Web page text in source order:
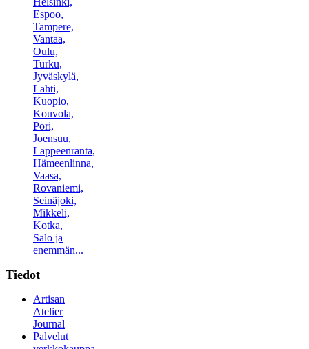
Espoo,
Tampere,
Vantaa,
Oulu,
Turku,
Jyväskylä,
Lahti,
Kuopio,
Kouvola,
Pori,
Joensuu,
Lappeenranta,
Hämeenlinna,
Vaasa,
Rovaniemi,
Seinäjoki,
Mikkeli,
Kotka,
Salo ja
enemmän...
Tiedot
Artisan
Atelier
Journal
Palvelut